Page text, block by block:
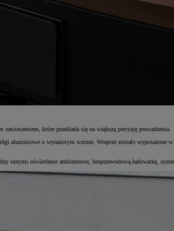
które przekłada się na większą precyzję prowadzenia.
o wyrazistym wzorze. Wnętrze zostało wyposażone
innymi oświetlenie ambientowe, bezprzewodową ładowarkę,